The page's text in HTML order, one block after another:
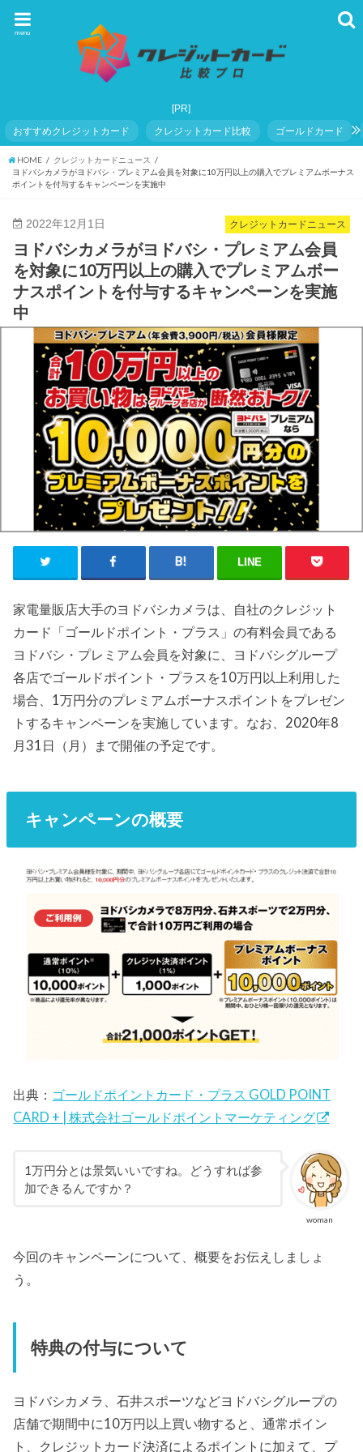
menu
おすすめクレジットカード クレジットカード比較 ゴールドカード
HOME
クレジットカードニュース
ヨドバシカメラがヨドバシ・プレミアム会員を対象に10万円以上の購入でプレミアムボーナス
ポイントを付与するキャンペーンを実施中
クレジットカードニュース
2022年12月1日
ヨドバシカメラがヨドバシ・プレミアム会員
を対象に10万円以上の購入でプレミアムボー
ナスポイントを付与するキャンペーンを実施
中
LINE
家電量販店大手のヨドバシカメラは、自社のクレジット
カード「ゴールドポイント・プラス」の有料会員である
ヨドバシ・プレミアム会員を対象に、ヨドバシグループ
各店でゴールドポイント・プラスを10万円以上利用した
場合、1万円分のプレミアムボーナスポイントをプレゼン
トするキャンペーンを実施しています。なお、2020年8
月31日（月）まで開催の予定です。
キャンペーンの概要
出典： ゴールドポイントカード・プラス GOLD POINT
CARD + | 株式会社ゴールドポイントマーケティング
woman
1万円分とは景気いいですね。どうすれば参
加できるんですか？
今回のキャンペーンについて、概要をお伝えしましょ
う。
特典の付与について
ヨドバシカメラ、石井スポーツなどヨドバシグループの
店舗で期間中に10万円以上買い物すると、通常ポイン
ト、クレジットカード決済によるポイントに加えて、プ